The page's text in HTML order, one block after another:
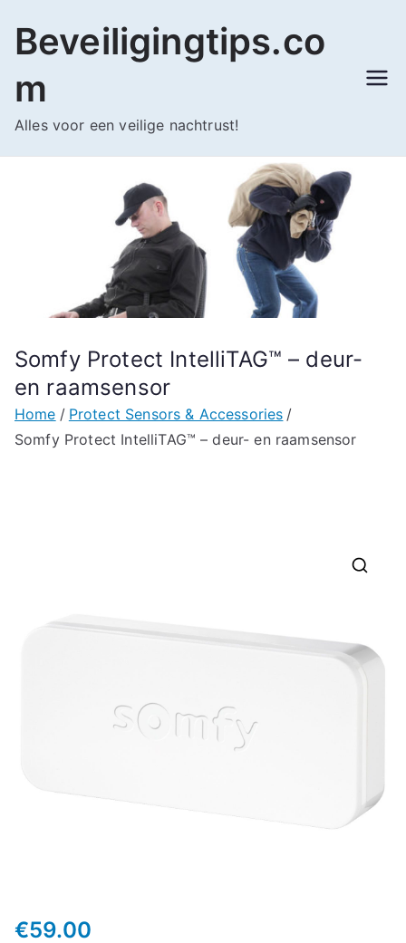
naar
inhoud
Beveiligingtips.co
m
Alles voor een veilige nachtrust!
Somfy Protect IntelliTAG™ – deur-
en raamsensor
Home
Protect Sensors & Accessories
Somfy Protect IntelliTAG™ – deur- en raamsensor
€59.00